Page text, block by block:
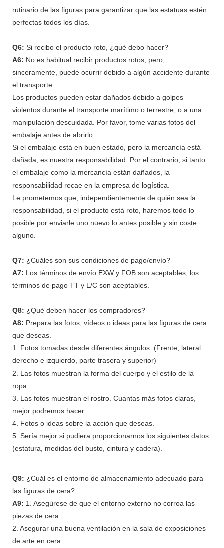
rutinario de las figuras para garantizar que las estatuas estén
perfectas todos los días.
Q6: Si recibo el producto roto, ¿qué debo hacer?
A6: No es habitual recibir productos rotos, pero,
sinceramente, puede ocurrir debido a algún accidente durante
el transporte.
Los productos pueden estar dañados debido a golpes
violentos durante el transporte marítimo o terrestre, o a una
manipulación descuidada. Por favor, tome varias fotos del
embalaje antes de abrirlo.
Si el embalaje está en buen estado, pero la mercancía está
dañada, es nuestra responsabilidad. Por el contrario, si tanto
el embalaje como la mercancía están dañados, la
responsabilidad recae en la empresa de logística.
Le prometemos que, independientemente de quién sea la
responsabilidad, si el producto está roto, haremos todo lo
posible por enviarle uno nuevo lo antes posible y sin coste
alguno.
Q7: ¿Cuáles son sus condiciones de pago/envío?
A7: Los términos de envío EXW y FOB son aceptables; los
términos de pago TT y L/C son aceptables.
Q8: ¿Qué deben hacer los compradores?
A8: Prepara las fotos, vídeos o ideas para las figuras de cera
que deseas.
1. Fotos tomadas desde diferentes ángulos. (Frente, lateral
derecho e izquierdo, parte trasera y superior)
2. Las fotos muestran la forma del cuerpo y el estilo de la
ropa.
3. Las fotos muestran el rostro. Cuantas más fotos claras,
mejor podremos hacer.
4. Fotos o ideas sobre la acción que deseas.
5. Sería mejor si pudiera proporcionarnos los siguientes datos
(estatura, medidas del busto, cintura y cadera).
Q9: ¿Cuál es el entorno de almacenamiento adecuado para
las figuras de cera?
A9: 1. Asegúrese de que el entorno externo no corroa las
piezas de cera.
2. Asegurar una buena ventilación en la sala de exposiciones
de arte en cera.